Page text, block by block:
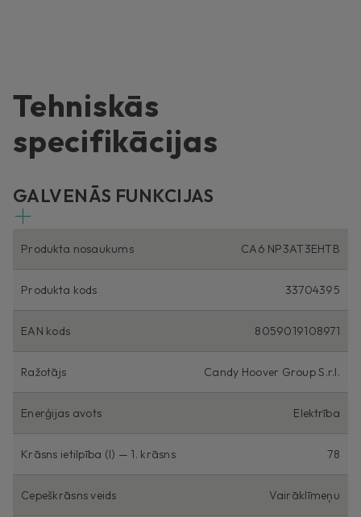
Tehniskās
specifikācijas
GALVENĀS FUNKCIJAS
Produkta nosaukums CA6 NP3AT3EHTB
Produkta kods 33704395
EAN kods 8059019108971
Ražotājs Candy Hoover Group S.r.l.
Enerģijas avots Elektrība
Krāsns ietilpība (l) — 1. krāsns 78
Cepeškrāsns veids Vairāklīmeņu